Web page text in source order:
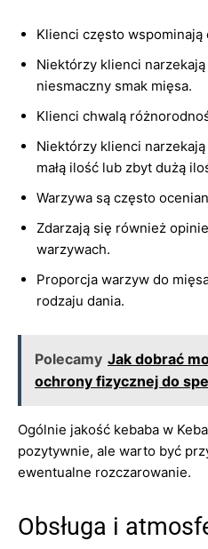
Klienci często
Niektórzy klienci
niesmaczny smak mięsa.
Klienci chwalą
Niektórzy klienci
małą ilość lub zbyt dużą
Warzywa są często
Zdarzają się również
warzywach.
Proporcja warzyw do
rodzaju dania.
Polecamy Jak dobrać
ochrony fizycznej do
Ogólnie jakość kebaba w
pozytywnie, ale warto być
ewentualne rozczarowanie.
Obsługa i